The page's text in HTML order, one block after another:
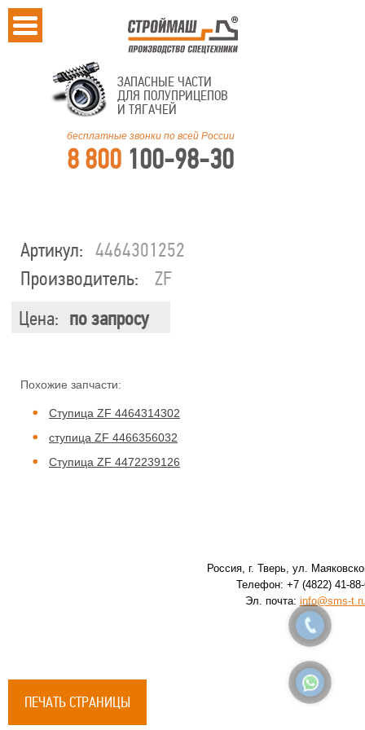
ЗАПАСНЫЕ ЧАСТИ
ДЛЯ ПОЛУПРИЦЕПОВ
И ТЯГАЧЕЙ
бесплатные звонки по всей России
8 800 100-98-30
Артикул:
4464301252
Производитель:
ZF
Цена: по запросу
Похожие запчасти:
Ступица ZF 4464314302
ступица ZF 4466356032
Ступица ZF 4472239126
Россия, г. Тверь, ул.
Телефон: +7 (4822) 41-
Эл. почта: info@sms-
ПЕЧАТЬ СТРАНИЦЫ